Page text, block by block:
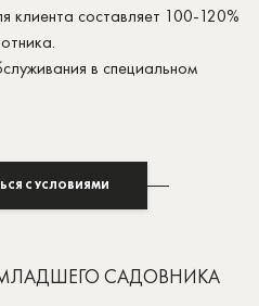
клиента составляет 100-120%
в специальном
С УСЛОВИЯМИ
САДОВНИКА